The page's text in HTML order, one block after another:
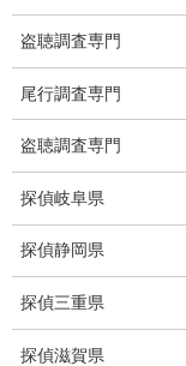
世界の盗聴事情
弊社が選ばれる理由
電磁波とは
ストーカー調査
盗聴調査専門
尾行調査専門
盗聴調査専門
探偵岐阜県
探偵静岡県
探偵三重県
探偵滋賀県